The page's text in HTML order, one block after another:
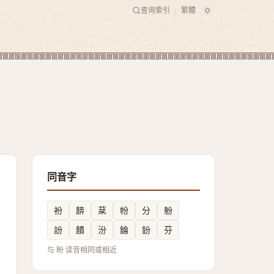
查询索引 繁體
同音字
衯 餴 棻 帉 分
躮
訜
饙 汾 錀 鈖 芬
与 昐 读音相同或相近